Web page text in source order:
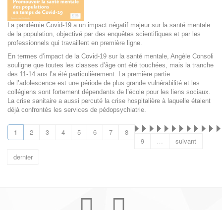
La pandémie Covid-19 a un impact négatif majeur sur la santé mentale
de la population, objectivé par des enquêtes scientifiques et par les
professionnels qui travaillent en première ligne.
En termes d’impact de la Covid‑19 sur la santé mentale, Angèle Consoli
souligne que toutes les classes d’âge ont été touchées, mais la tranche
des 11‑14 ans l’a été particulièrement. La première partie
de l’adolescence est une période de plus grande vulnérabilité et les
collégiens sont fortement dépendants de l’école pour les liens sociaux.
La crise sanitaire a aussi percuté la crise hospitalière à laquelle étaient
déjà confrontés les services de pédopsychiatrie.
1 2 3 4 5 6 7
8
9
…
suivant
dernier
Youtube